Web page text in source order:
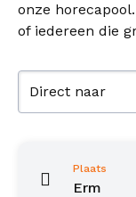
onze
of iedereen die
Direct naar
Plaats
Erm